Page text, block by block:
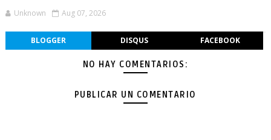
Unknown Aug 07, 2026
BLOGGER DISQUS FACEBOOK
NO HAY COMENTARIOS:
PUBLICAR UN COMENTARIO